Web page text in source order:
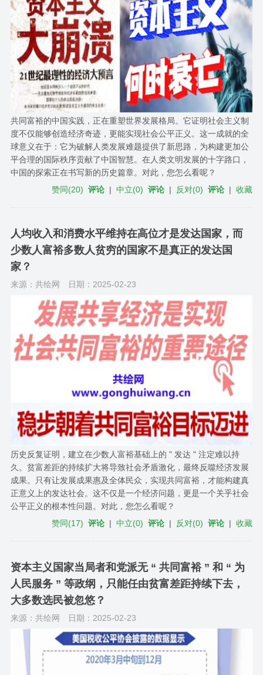
共同富裕的中国实践，正在重塑世界发展格局。它证明社会主义制
度不仅能够创造经济奇迹，更能实现社会公平正义。这一成就的全
球意义在于：它为破解人类发展难题提供了新思路，为构建更加公
平合理的国际秩序贡献了中国智慧。在人类文明发展的十字路口，
中国的探索正在书写新的历史篇章。对此，您怎么看呢？
赞同(20) 评论 |中立(0) 评论 | 反对(0) 评论 |收藏
人均收入和消费水平维持在高位才是发达国家，而
少数人富裕多数人贫穷的国家不是真正的发达国
家？
来源：共绘网 日期：2025-02-23
历史反复证明，建立在少数人富裕基础上的 " 发达 " 注定难以持
久。贫富差距的持续扩大将导致社会矛盾激化，最终反噬经济发展
成果。只有让发展成果惠及全体民众，实现共同富裕，才能构建真
正意义上的发达社会。这不仅是一个经济问题，更是一个关乎社会
公平正义的根本性问题。对此，您怎么看呢？
赞同(17) 评论 |中立(0) 评论 | 反对(0) 评论 |收藏
资本主义国家当局者和党派无 “ 共同富裕 ” 和 “ 为
人民服务 ” 等政纲，只能任由贫富差距持续下去，
大多数选民被忽悠？
来源：共绘网 日期：2025-02-23